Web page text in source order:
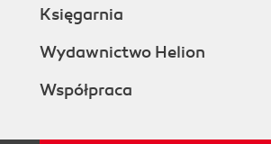
Księgarnia
Wydawnictwo Helion
Współpraca